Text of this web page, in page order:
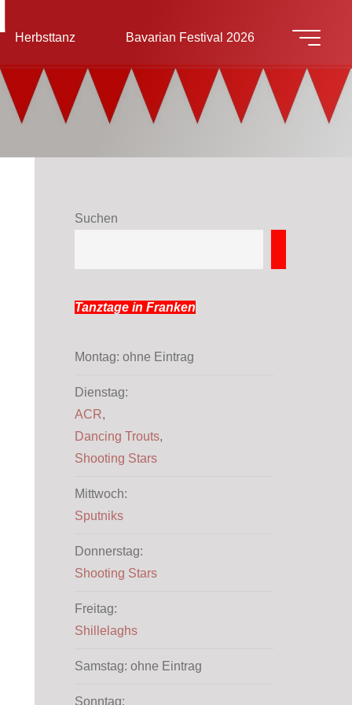
Herbsttanz Bavarian Festival 2026
Suchen
Tanztage in Franken
Montag: ohne Eintrag
Dienstag:
ACR,
Dancing Trouts,
Shooting Stars
Mittwoch:
Sputniks
Donnerstag:
Shooting Stars
Freitag:
Shillelaghs
Samstag: ohne Eintrag
Sonntag: